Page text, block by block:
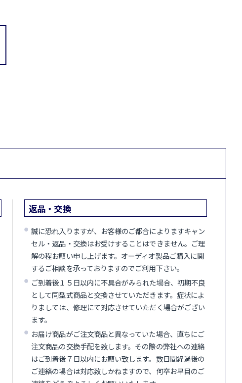
返品・交換
誠に恐れ入りますが、お客様のご都合によりますキャン
セル・返品・交換はお受けすることはできません。ご理
解の程お願い申し上げます。オーディオ製品ご購入に関
するご相談を承っておりますのでご利用下さい。
ご到着後１５日以内に不具合がみられた場合、初期不良
として同型式商品と交換させていただきます。症状によ
りましては、修理にて対応させていただく場合がござい
ます。
お届け商品がご注文商品と異なっていた場合、直ちにご
注文商品の交換手配を致します。その際の弊社への連絡
はご到着後７日以内にお願い致します。数日間経過後の
ご連絡の場合は対応致しかねますので、何卒お早目のご